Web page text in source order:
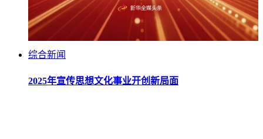
综合新闻
2025年宣传思想文化事业开创新局面